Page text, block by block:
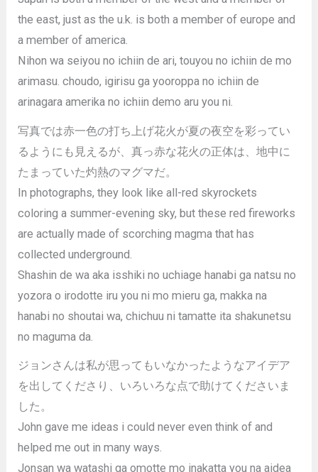
the east, just as the u.k. is both a member of europe and
a member of america.
Nihon wa seiyou no ichiin de ari, touyou no ichiin de mo
arimasu. choudo, igirisu ga yooroppa no ichiin de
arinagara amerika no ichiin demo aru you ni.
写真では赤一色の打ち上げ花火が夏の夜空を彩ってい
るようにも見えるが、真っ赤な花火の正体は、地中に
たまっていた灼熱のマグマだ。
In photographs, they look like all-red skyrockets
coloring a summer-evening sky, but these red fireworks
are actually made of scorching magma that has
collected underground.
Shashin de wa aka isshiki no uchiage hanabi ga natsu no
yozora o irodotte iru you ni mo mieru ga, makka na
hanabi no shoutai wa, chichuu ni tamatte ita shakunetsu
no maguma da.
ジョンさんは私が思ってもいなかったようなアイデア
を出してくださり、いろいろな点で助けてくださいま
した。
John gave me ideas i could never even think of and
helped me out in many ways.
Jonsan wa watashi ga omotte mo inakatta you na aidea